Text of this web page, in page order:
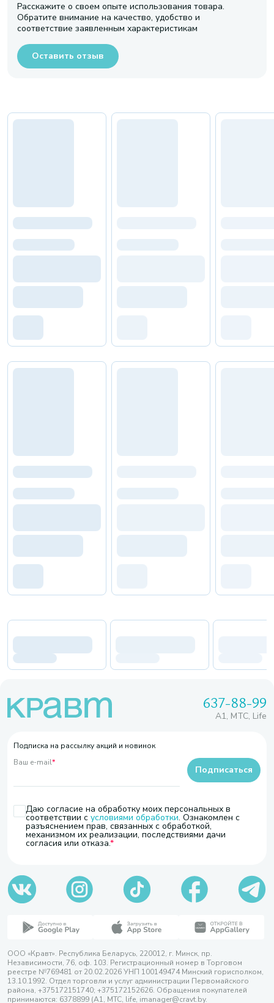
Расскажите о своем опыте использования товара.
Обратите внимание на качество, удобство и
соответствие заявленным характеристикам
Оставить отзыв
637-88-99
A1, МТС, Life
Подписка на рассылку акций и новинок
Ваш e-mail*
Даю согласие на обработку моих персональных в
соответствии с условиями обработки. Ознакомлен с
разъяснением прав, связанных с обработкой,
механизмом их реализации, последствиями дачи
согласия или отказа.
Подписаться
ООО «Кравт». Республика Беларусь, 220012, г. Минск, пр.
Независимости, 76, оф. 103. Регистрационный номер в Торговом
реестре №769481 от 20.02.2026 УНП 100149474 Минский горисполком,
13.10.1992. Отдел торговли и услуг администрации Первомайского
района, +375172151740; +375172152626. Обращения покупателей
принимаются: 6378899 (А1, МТС, life, imanager@cravt.by.